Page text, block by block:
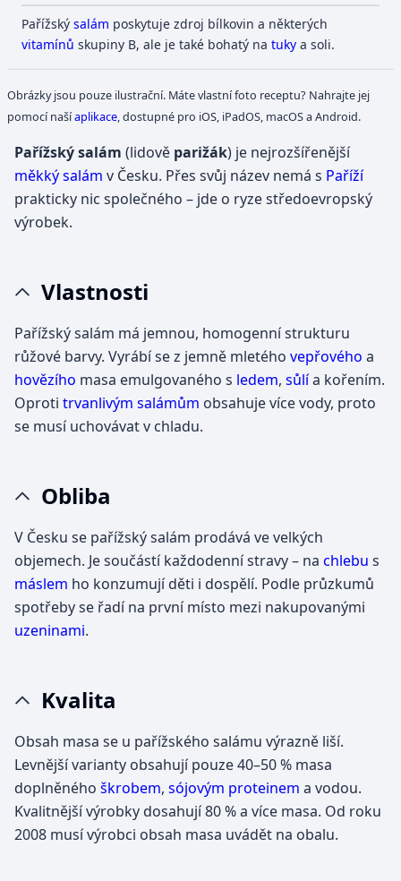
Pařížskýsalám poskytuje zdroj bílkovin a některých
vitamínů skupiny B, ale je také bohatý natuky a soli.
Obrázky jsou pouze ilustrační. Máte vlastní foto receptu? Nahrajte jej
pomocí našíaplikace, dostupné pro iOS, iPadOS, macOS a Android.
Pařížský salám (lidově parižák) je nejrozšířenější
měkký salám v Česku. Přes svůj název nemá s Paříží
prakticky nic společného – jde o ryze středoevropský
výrobek.
Vlastnosti
Pařížský salám má jemnou, homogenní strukturu
růžové barvy. Vyrábí se z jemně mletého vepřového a
hovězího masa emulgovaného s ledem, sůlía kořením.
Oproti trvanlivým salámům obsahuje více vody, proto
se musí uchovávat v chladu.
Obliba
V Česku se pařížský salám prodává ve velkých
objemech. Je součástí každodenní stravy – na chlebu s
máslem ho konzumují děti i dospělí. Podle průzkumů
spotřeby se řadí na první místo mezi nakupovanými
uzeninami.
Kvalita
Obsah masa se u pařížského salámu výrazně liší.
Levnější varianty obsahují pouze 40–50 % masa
doplněného škrobem, sójovým proteinem a vodou.
Kvalitnější výrobky dosahují 80 % a více masa. Od roku
2008 musí výrobci obsah masa uvádět na obalu.